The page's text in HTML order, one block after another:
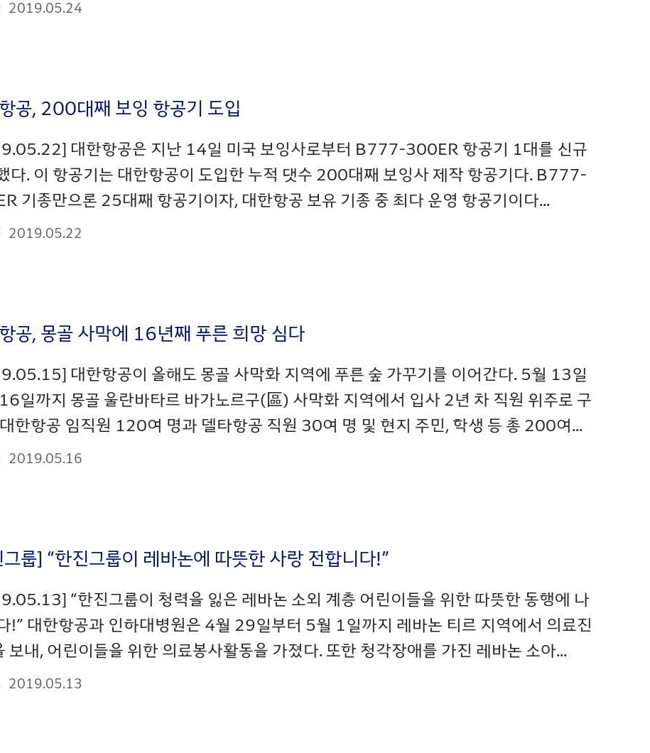
2019.05.24
공, 200대째 보잉 항공기 도입
대한항공은 지난 14일 미국 보잉사로부터 B777-300ER 항공기 1대를 신규
다. 이 항공기는 대한항공이 도입한 누적 댓수 200대째 보잉사 제작 항공기다. B777-
기종만으론 25대째 항공기이자, 대한항공 보유 기종 중 최다 운영 항공기이다...
2019.05.22
공, 몽골 사막에 16년째 푸른 희망 심다
대한항공이 올해도 몽골 사막화 지역에 푸른 숲 가꾸기를 이어간다. 5월 13일
일까지 몽골 울란바타르 바가노르구(區) 사막화 지역에서 입사 2년 차 직원 위주로 구
한항공 임직원 120여 명과 델타항공 직원 30여 명 및 현지 주민, 학생 등 총 200여...
2019.05.16
룹] “한진그룹이 레바논에 따뜻한 사랑 전합니다!”
“한진그룹이 청력을 잃은 레바논 소외 계층 어린이들을 위한 따뜻한 동행에 나
!” 대한항공과 인하대병원은 4월 29일부터 5월 1일까지 레바논 티르 지역에서 의료진
보내, 어린이들을 위한 의료봉사활동을 가졌다. 또한 청각장애를 가진 레바논 소아...
2019.05.13